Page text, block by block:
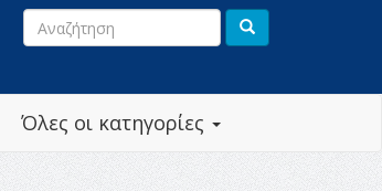
Όλες οι κατηγορίες